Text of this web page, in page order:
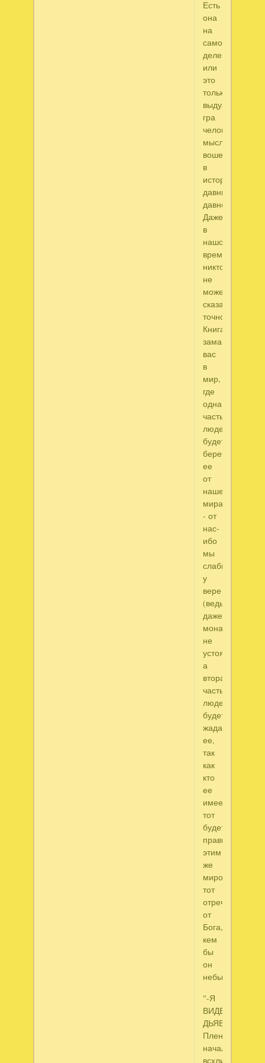
Есть
она
на
самом
деле
или
это
только
выдумка...-
гра
человеческой
мысли,
вошедшей
в
историю
давным
давно?
Даже
в
нашое
время
никто
не
может
сказать
точно.
Книга
заманит
вас
в
мир,
где
одна
часть
людей
будет
беречь
ее
от
нашего
мира
- от
нас-
ибо
мы
слабы
у
вере
(ведь
даже
монахи
не
устояли...),
а
вторая
часть
людей
будет
жадать
ее,
так
как
кто
ее
имеет,
тот
будет
править
этим
же
миром-
тот
отречется
от
Бога,
кем
бы
он
небыл.
"-Я
ВИДЕЛ
ДЬЯВОЛА!-
Пленник
начал
всхлипывать.-